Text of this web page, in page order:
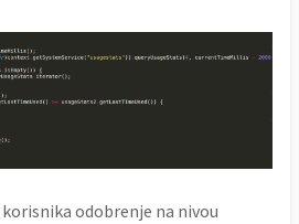
odobrenje na nivou